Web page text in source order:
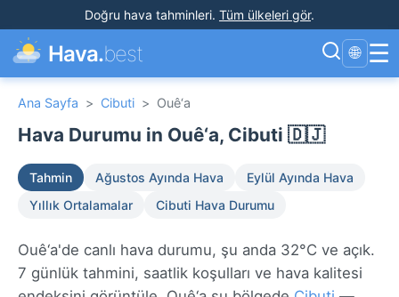
Doğru hava tahminleri. Tüm ülkeleri gör.
Hava.best 🌐 ☰
Ana Sayfa > Cibuti > Ouê‘a
Hava Durumu in Ouê‘a, Cibuti 🇩🇯
Tahmin Ağustos Ayında Hava
Eylül Ayında Hava
Yıllık Ortalamalar
Cibuti Hava Durumu
Ouê‘a'de canlı hava durumu, şu anda 32°C ve açık.
7 günlük tahmini, saatlik koşulları ve hava kalitesi